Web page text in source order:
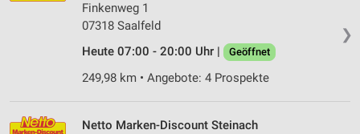
❯
Finkenweg 1
07318 Saalfeld
Heute 07:00 - 20:00 Uhr |
Geöffnet
249,98 km • Angebote: 4 Prospekte
Netto Marken-Discount Steinach